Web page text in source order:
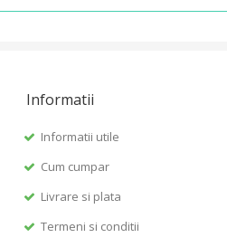
Informatii
Informatii utile
Cum cumpar
Livrare si plata
Termeni si conditii